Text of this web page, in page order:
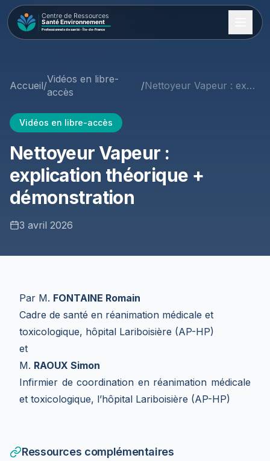
Accueil/
Vidéos en libre-
accès
/ Nettoyeur Vapeur : explication théorique + démonstration
Vidéos en libre-accès
Nettoyeur Vapeur :
explication théorique +
démonstration
3 avril 2026
Par M. FONTAINE Romain
Cadre de santé en réanimation médicale et
toxicologique, hôpital Lariboisière (AP-HP)
et
M. RAOUX Simon
Infirmier de coordination en réanimation médicale
et toxicologique, l’hôpital Lariboisière (AP-HP)
Ressources complémentaires